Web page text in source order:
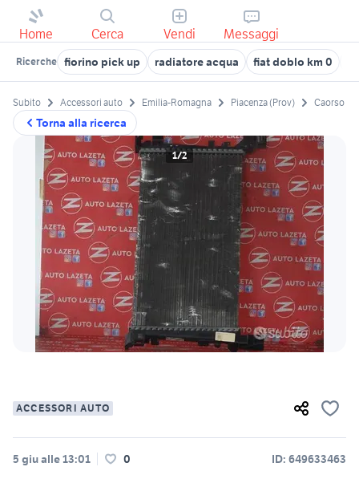
Home Cerca Vendi Messaggi
Ricerche fiorino pick up radiatore acqua fiat doblo km 0
Torna alla ricerca
Subito Accessori auto Emilia-Romagna Piacenza (Prov) Caorso
1/2
ACCESSORI AUTO
5 giu alle 13:01 0 ID: 649633463